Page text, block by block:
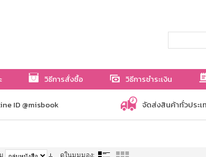
วิธีการสั่งซื้อ วิธีการชำระเงิน
ID @misbook จัดส่งสินค้าทั่วประเ
ดูในมุมมอง: